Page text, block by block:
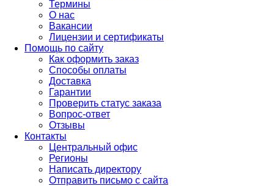
Термины
О нас
Вакансии
Лицензии и сертификаты
Помощь по сайту
Как оформить заказ
Способы оплаты
Доставка
Гарантии
Проверить статус заказа
Вопрос-ответ
Отзывы
Контакты
Центральный офис
Регионы
Написать директору
Отправить письмо с сайта